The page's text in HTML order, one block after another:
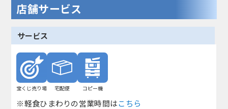
店舗サービス
サービス
宝くじ売り場 宅配便 コピー機
※軽食ひまわりの営業時間はこちら